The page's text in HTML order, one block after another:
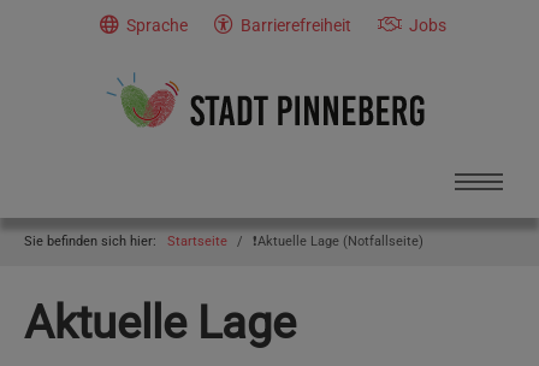
Skip to main navigation
Skip to main content
Skip to page footer
Sprache Barrierefreiheit Jobs
You are here:
Sie befinden sich hier: Startseite ❗️Aktuelle Lage (Notfallseite)
Aktuelle Lage